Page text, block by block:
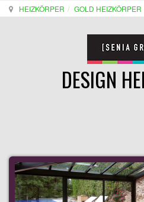
HEIZKÖRPER GOLD HEIZKÖRPER
DESIGN